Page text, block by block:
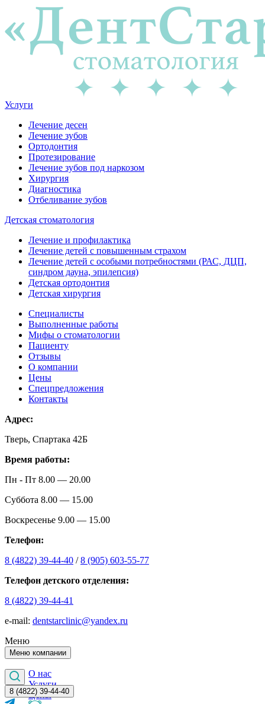
Услуги
Лечение десен
Лечение зубов
Ортодонтия
Протезирование
Лечение зубов под наркозом
Хирургия
Диагностика
Отбеливание зубов
Детская стоматология
Лечение и профилактика
Лечение детей с повышенным страхом
Лечение детей с особыми потребностями (РАС, ДЦП,
синдром дауна, эпилепсия)
Детская ортодонтия
Детская хирургия
Специалисты
Выполненные работы
Мифы о стоматологии
Пациенту
Отзывы
О компании
Цены
Спецпредложения
Контакты
Адрес:
Тверь, Спартака 42Б
Время работы:
Пн - Пт 8.00 — 20.00
Суббота 8.00 — 15.00
Воскресенье 9.00 — 15.00
Телефон:
8 (4822) 39-44-40 /8 (905) 603-55-77
Телефон детского отделения:
8 (4822) 39-44-41
е-mail: dentstarclinic@yandex.ru
Меню
Меню компании
О нас
Услуги
Цены
8 (4822) 39-44-40